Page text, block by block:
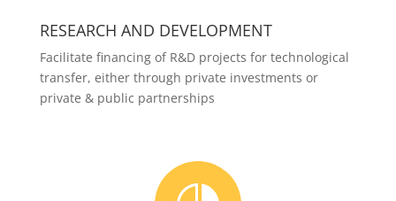
RESEARCH AND DEVELOPMENT
Facilitate financing of R&D projects for technological
transfer, either through private investments or
private & public partnerships